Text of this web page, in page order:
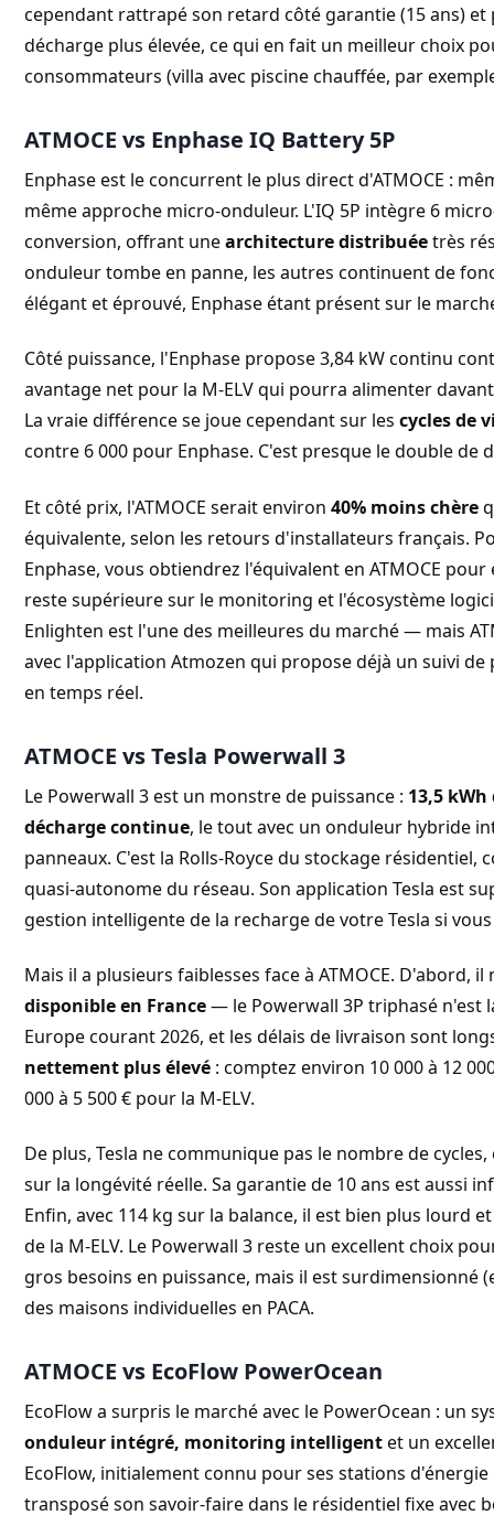
cependant rattrapé son retard côté garantie (15 ans) et
décharge plus élevée, ce qui en fait un meilleur choix
consommateurs (villa avec piscine chauffée, par
ATMOCE vs Enphase IQ Battery 5P
Enphase est le concurrent le plus direct d'ATMOCE :
même approche micro-onduleur. L'IQ 5P intègre 6
conversion, offrant unearchitecture distribuéetrès
onduleur tombe en panne, les autres continuent de
élégant et éprouvé, Enphase étant présent sur le
Côté puissance, l'Enphase propose 3,84 kW continu
avantage net pour la M-ELV qui pourra alimenter
La vraie différence se joue cependant sur lescycles de
contre 6 000 pour Enphase. C'est presque le double de
Et côté prix, l'ATMOCE serait environ40% moins chère
équivalente, selon les retours d'installateurs français.
Enphase, vous obtiendrez l'équivalent en ATMOCE pour
reste supérieure sur le monitoring et l'écosystème
Enlighten est l'une des meilleures du marché — mais
avec l'application Atmozen qui propose déjà un suivi
en temps réel.
ATMOCE vs Tesla Powerwall 3
Le Powerwall 3 est un monstre de puissance : 13,5
décharge continue, le tout avec un onduleur hybride
panneaux. C'est la Rolls-Royce du stockage
quasi-autonome du réseau. Son application Tesla est
gestion intelligente de la recharge de votre Tesla si
Mais il a plusieurs faiblesses face à ATMOCE. D'abord,
disponible en France— le Powerwall 3P triphasé n'est
Europe courant 2026, et les délais de livraison sont
nettement plus élevé : comptez environ 10 000 à 12
000 à 5 500 € pour la M-ELV.
De plus, Tesla ne communique pas le nombre de
sur la longévité réelle. Sa garantie de 10 ans est aussi
Enfin, avec 114 kg sur la balance, il est bien plus lourd
de la M-ELV. Le Powerwall 3 reste un excellent choix
gros besoins en puissance, mais il est surdimensionné
des maisons individuelles en PACA.
ATMOCE vs EcoFlow PowerOcean
EcoFlow a surpris le marché avec le PowerOcean : un
onduleur intégré, monitoring intelligentet un
EcoFlow, initialement connu pour ses stations
transposé son savoir-faire dans le résidentiel fixe avec